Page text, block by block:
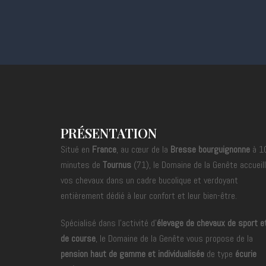
PRÉSENTATION
Situé en France, au cœur de la Bresse bourguignonne à
minutes de Tournus (71), le Domaine de la Genête
vos chevaux dans un cadre bucolique et verdoyant
entièrement dédié à leur confort et leur bien-être.
Spécialisé dans l’activité d’élevage de chevaux de sport
de course, le Domaine de la Genête vous propose de la
pension haut de gamme et individualisée de type écurie